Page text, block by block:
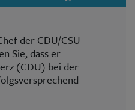
der CDU/CSU-
Sie, dass er
(CDU) bei der